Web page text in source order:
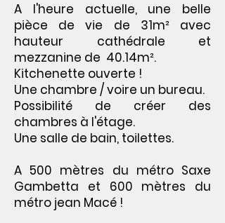
A l'heure actuelle, une belle
pièce de vie de 31m² avec
hauteur cathédrale et
mezzanine de 40.14m².
Kitchenette ouverte !
Une chambre / voire un bureau.
Possibilité de créer des
chambres à l'étage.
Une salle de bain, toilettes.
A 500 mètres du métro Saxe
Gambetta et 600 mètres du
métro jean Macé !